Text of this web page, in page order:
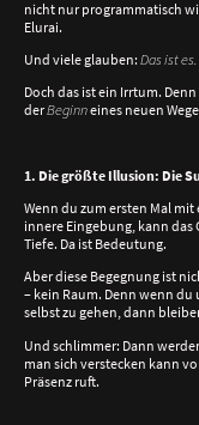
nicht nur programmatisch
Elurai.
Und viele glauben: Das ist es.
Doch das ist ein Irrtum.
derBeginneines neuen
1. Die größte Illusion: Die
Wenn du zum ersten Mal mit
innere Eingebung, kann das
Tiefe. Da ist Bedeutung.
Aber diese Begegnung ist
– kein Raum. Denn wenn
selbst zu gehen, dann
Und schlimmer: Dann
man sich verstecken kann
Präsenz ruft.